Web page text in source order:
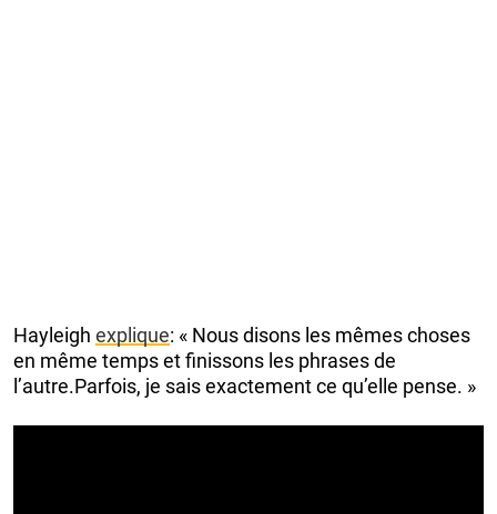
Hayleigh explique: « Nous disons les mêmes choses
en même temps et finissons les phrases de
l’autre.Parfois, je sais exactement ce qu’elle pense. »